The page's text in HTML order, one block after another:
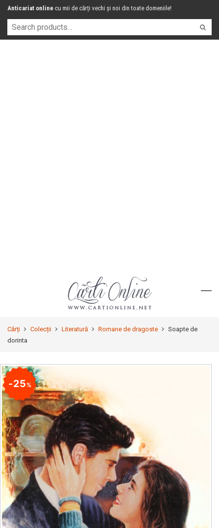
Anticariat online cu mii de cărți vechi și noi din toate domeniile!
Cărți Colecții Literatură Romane de dragoste
Soapte de
dorinta
25%